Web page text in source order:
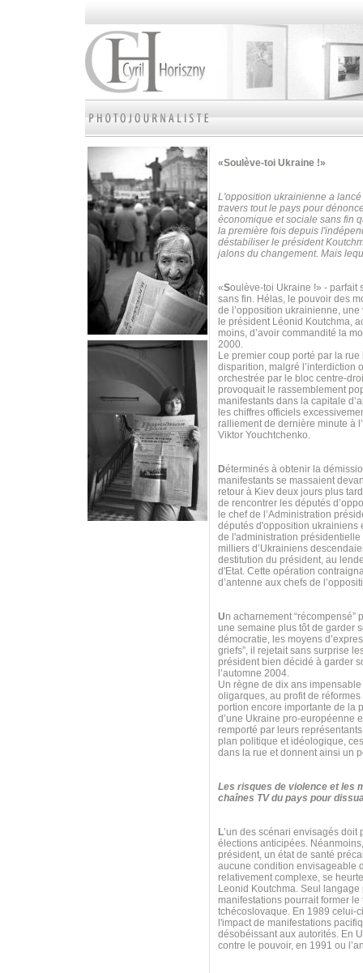
«Soulève-toi Ukraine !»
L'opposition ukrainienne a
travers tout le pays pour
économique et sociale sans fin
la première fois depuis
déstabiliser le président
jalons du changement. Mais
«Soulève-toi Ukraine !» - parfait
sans fin. Hélas, le pouvoir des
de l’opposition ukrainienne,
le président Léonid Koutchma,
moins, d’avoir commandité la
2000.
Le premier coup porté par la
disparition, malgré l’interdiction
orchestrée par le bloc centre-
provoquait le rassemblement
manifestants dans la capitale
les chiffres officiels
ralliement de dernière minute à
Viktor Youchtchenko.
Déterminés à obtenir la
manifestants se massaient
retour à Kiev deux jours plus
de rencontrer les députés
le chef de l’Administration
députés d'opposition ukrainiens
de l'administration
milliers d’Ukrainiens
destitution du président, au
d'Etat. Cette opération
d’antenne aux chefs de
Un acharnement
une semaine plus tôt de garder
démocratie, les moyens
griefs”, il rejetait sans surprise
président bien décidé à garder
l’automne 2004.
Un règne de dix ans
oligarques, au profit de
portion encore importante de la
d’une Ukraine pro-européenne
remporté par leurs
plan politique et idéologique,
dans la rue et donnent ainsi un
Les risques de violence et les
chaînes TV du pays pour
L’un des scénari envisagés
élections anticipées.
président, un état de santé
aucune condition envisageable
relativement complexe, se
Leonid Koutchma. Seul
manifestations pourrait former
tchécoslovaque. En 1989 celui-
l'impact de manifestations
désobéissant aux autorités. En
contre le pouvoir, en 1991 ou